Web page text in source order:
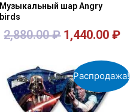
Музыкальный шар Angry
birds
2,880.00₽ 1,440.00₽
Распродажа!